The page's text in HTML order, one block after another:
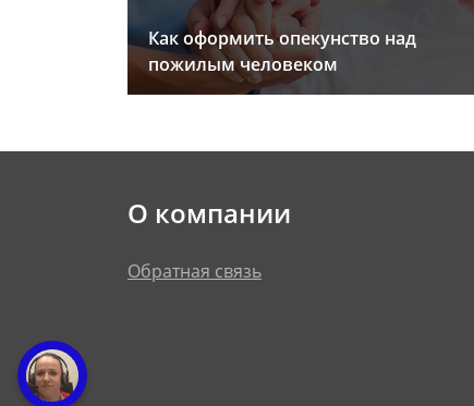
Как оформить опекунство над
пожилым человеком
О компании
Обратная связь